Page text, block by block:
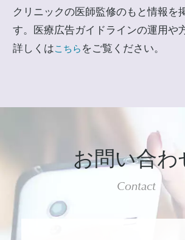
クリニックの医師監修のもと情報を
す。医療広告ガイドラインの運用や
詳しくはこちら をご覧ください。
お問い合わ
Contact